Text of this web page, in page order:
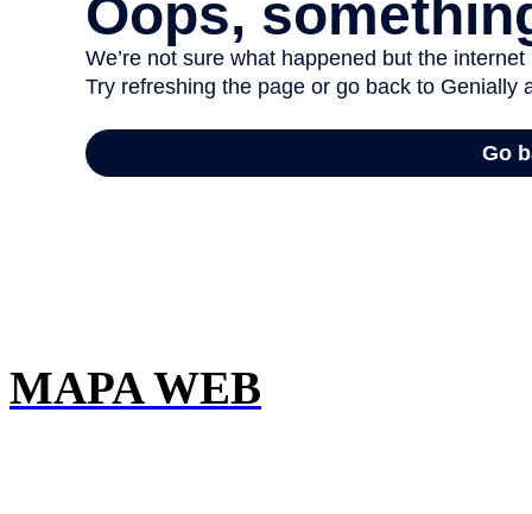
MAPA WEB